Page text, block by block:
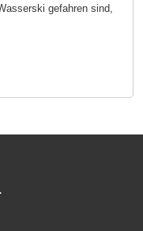
gefahren sind,